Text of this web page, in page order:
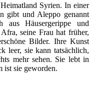
Syrien. In einer
gibt und Aleppo genannt
Häusergerippe und
seine Frau hat früher,
Bilder. Ihre Kunst
leer, sie kann tatsächlich,
mehr sehen. Sie lebt in
ist sie geworden.